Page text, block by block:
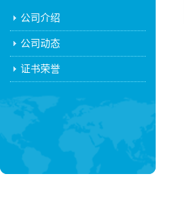
公司介绍
公司动态
证书荣誉